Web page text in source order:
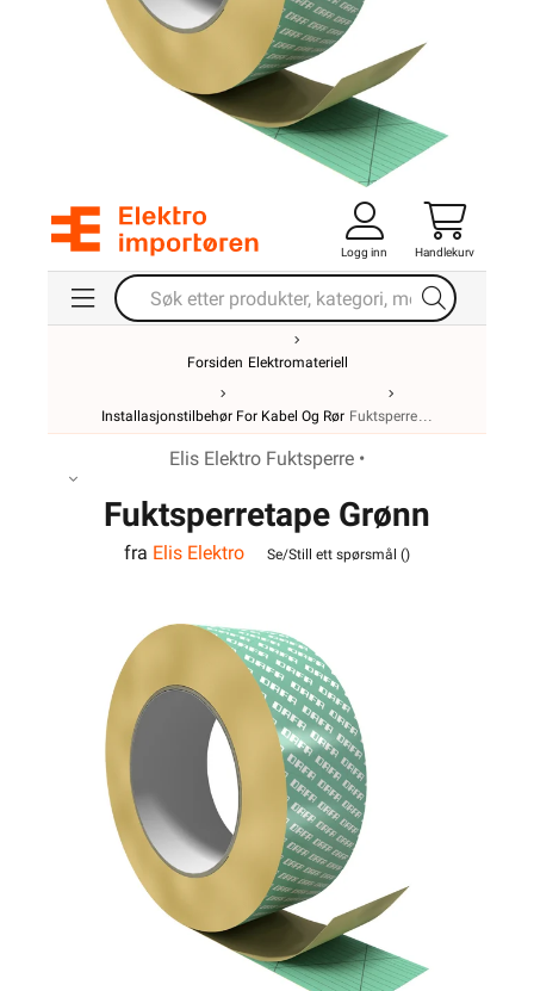
Logg inn Handlekurv
Forsiden Elektromateriell
Installasjonstilbehør For Kabel Og Rør Fuktsperre
Elis Elektro Fuktsperre •
Fuktsperretape Grønn
Armert Elastisk
fra Elis Elektro Se/Still ett spørsmål ()